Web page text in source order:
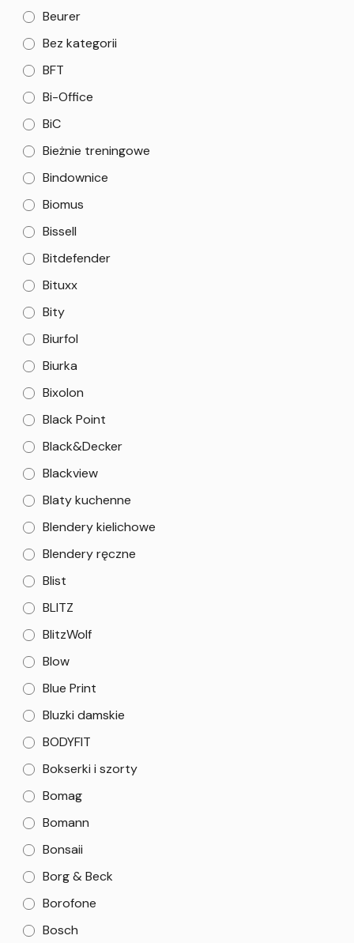
Beurer
Bez kategorii
BFT
Bi-Office
BiC
Bieżnie treningowe
Bindownice
Biomus
Bissell
Bitdefender
Bituxx
Bity
Biurfol
Biurka
Bixolon
Black Point
Black&Decker
Blackview
Blaty kuchenne
Blendery kielichowe
Blendery ręczne
Blist
BLITZ
BlitzWolf
Blow
Blue Print
Bluzki damskie
BODYFIT
Bokserki i szorty
Bomag
Bomann
Bonsaii
Borg & Beck
Borofone
Bosch